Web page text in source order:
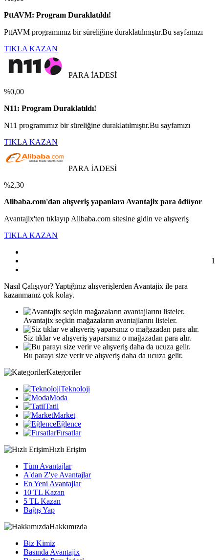
PttAVM: Program Duraklatıldı!
PttAVM programımız bir süreliğine duraklatılmıştır.Bu sayfamızı
TIKLA KAZAN
PARA İADESİ
%0,00
N11: Program Duraklatıldı!
N11 programımız bir süreliğine duraklatılmıştır.Bu sayfamızı
TIKLA KAZAN
PARA İADESİ
%2,30
Alibaba.com'dan alışveriş yapanlara Avantajix para ödüyor
Avantajix'ten tıklayıp Alibaba.com sitesine gidin ve alışveriş
TIKLA KAZAN
1
Nasıl Çalışıyor?Yaptığınız alışverişlerden Avantajix ile para
kazanmanız çok kolay.
Avantajix seçkin mağazaların avantajlarını listeler.
Siz tıklar ve alışveriş yaparsınız o mağazadan para alır.
Bu parayı size verir ve alışveriş daha da ucuza gelir.
Kategoriler
Teknoloji
Moda
Tatil
Market
Eğlence
Fırsatlar
Hızlı Erişim
Tüm Avantajlar
A'dan Z'ye Avantajlar
En Yeni Avantajlar
10 TL Kazan
5 TL Kazan
Bağış Yap
Hakkımızda
Biz Kimiz
Basında Avantajix